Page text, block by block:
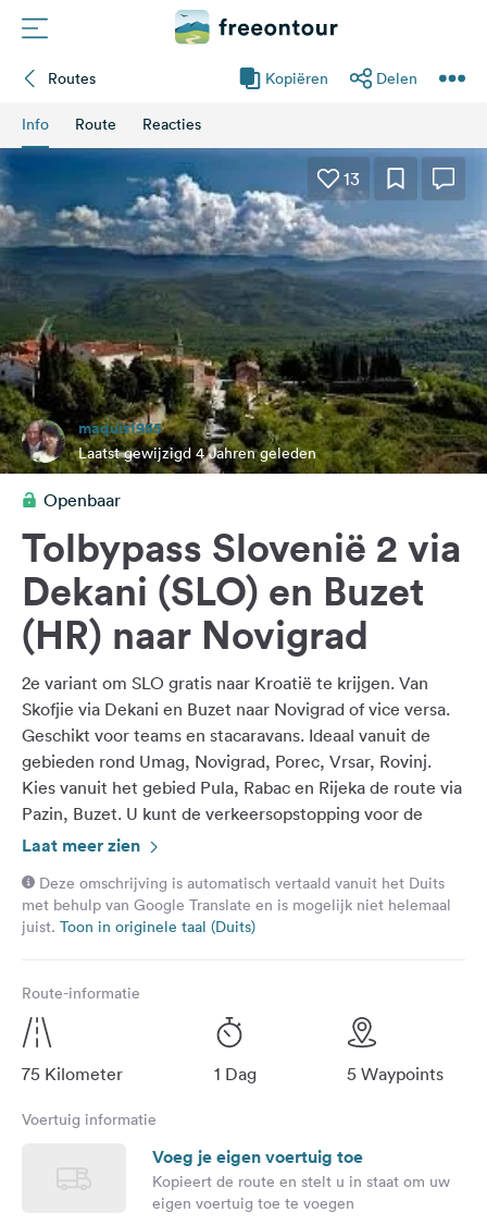
Campings
Magazine
Partners
Registreren
Inloggen
Nieuwsbrief
Feedback
Taal:
Nederlands
Volg
op
social
media
Facebook
Instagram
Routes Kopiëren Delen
Info Route Reacties
13
maquis1965
Laatst gewijzigd 4 Jahren geleden
Openbaar
Tolbypass Slovenië 2 via
Dekani (SLO) en Buzet
(HR) naar Novigrad
2e variant om SLO gratis naar Kroatië te krijgen. Van
Skofjie via Dekani en Buzet naar Novigrad of vice versa.
Geschikt voor teams en stacaravans. Ideaal vanuit de
gebieden rond Umag, Novigrad, Porec, Vrsar, Rovinj.
Kies vanuit het gebied Pula, Rabac en Rijeka de route via
Pazin, Buzet. U kunt de verkeersopstopping voor de
grens in Dragonja vermijden. Rijdt over goed
Vooral aan te raden als je vanuit Istrië naar huis rijdt als
de snelweg weer is afgesloten !!!!!
Laat meer zien
Deze omschrijving is automatisch vertaald vanuit het Duits
met behulp van Google Translate en is mogelijk niet helemaal
juist. Toon in originele taal (Duits)
Route-informatie
75 Kilometer 1 Dag 5 Waypoints
Voertuig informatie
Voeg je eigen voertuig toe
Kopieert de route en stelt u in staat om uw
eigen voertuig toe te voegen